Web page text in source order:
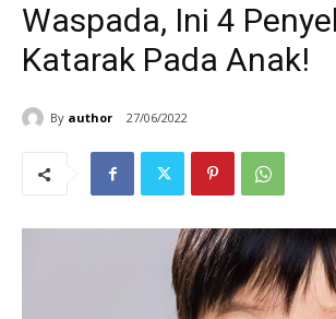
Waspada, Ini 4
Katarak Pada Anak!
By author 27/06/2022